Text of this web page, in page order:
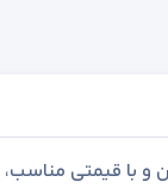
و با قیمتی مناسب،